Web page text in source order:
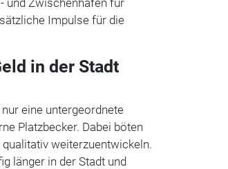
Impulse für die
in der Stadt
eine untergeordnete
Platzbecker. Dabei böten
weiterzuentwickeln.
länger in der Stadt und